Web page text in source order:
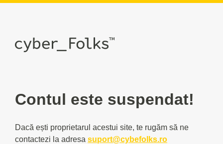
Contul este suspendat!
Dacă ești proprietarul acestui site, te rugăm să ne
contactezi la adresa suport@cybefolks.ro